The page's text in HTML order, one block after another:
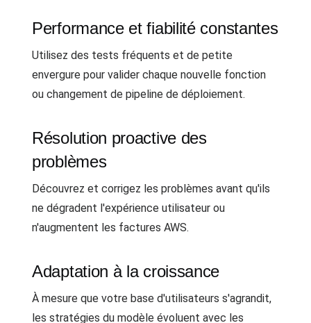
Performance et fiabilité constantes
Utilisez des tests fréquents et de petite
envergure pour valider chaque nouvelle fonction
ou changement de pipeline de déploiement.
Résolution proactive des
problèmes
Découvrez et corrigez les problèmes avant qu'ils
ne dégradent l'expérience utilisateur ou
n'augmentent les factures AWS.
Adaptation à la croissance
À mesure que votre base d'utilisateurs s'agrandit,
les stratégies du modèle évoluent avec les